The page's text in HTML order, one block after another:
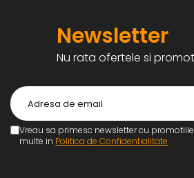
Newsletter
Nu rata ofertele si
Vreau sa primesc newsletter cu
multe in Politica de Confidentialitate